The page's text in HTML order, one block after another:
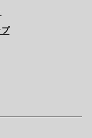
プ